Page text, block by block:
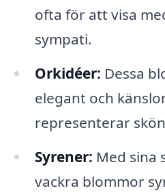
ofta för att visa
sympati.
Orkidéer: Dessa
elegant och
representerar
Syrener: Med sina
vackra blommor